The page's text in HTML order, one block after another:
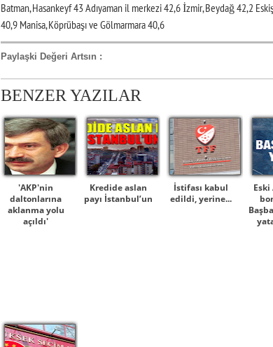
Batman, Hasankeyf 43 Adıyaman il merkezi 42,6 İzmir, Beydağ 42,2
40,9 Manisa, Köprübaşı ve Gölmarmara 40,6
Paylaşki Değeri Artsın :
BENZER YAZILAR
'AKP'nin
daltonlarına
aklanma yolu
açıldı'
Kredide aslan
payı İstanbul’un
İstifası kabul
edildi, yerine...